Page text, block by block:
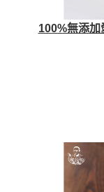
100%無添